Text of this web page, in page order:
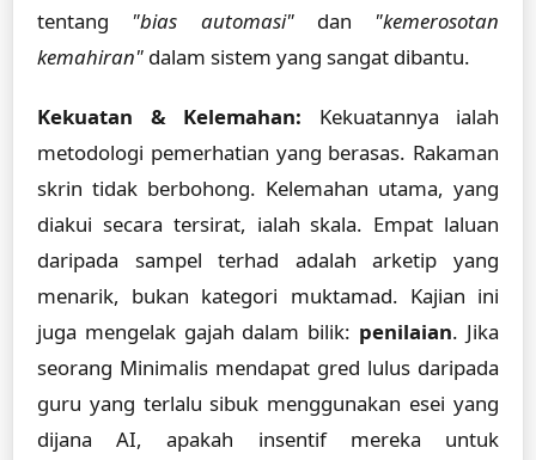
tentang "bias automasi"dan "kemerosotan
kemahiran" dalam sistem yang sangat dibantu.
Kekuatan & Kelemahan: Kekuatannya ialah
metodologi pemerhatian yang berasas. Rakaman
skrin tidak berbohong. Kelemahan utama, yang
diakui secara tersirat, ialah skala. Empat laluan
daripada sampel terhad adalah arketip yang
menarik, bukan kategori muktamad. Kajian ini
juga mengelak gajah dalam bilik: penilaian. Jika
seorang Minimalis mendapat gred lulus daripada
guru yang terlalu sibuk menggunakan esei yang
dijana AI, apakah insentif mereka untuk